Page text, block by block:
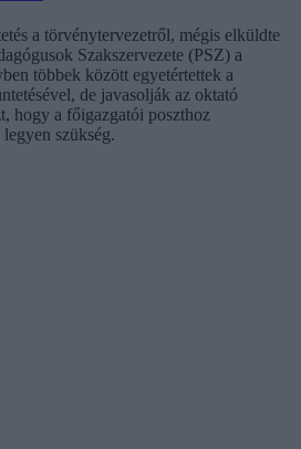
a törvénytervezetről, mégis elküldte
Szakszervezete (PSZ) a
többek között egyetértettek a
de javasolják az oktató
hogy a főigazgatói poszthoz
szükség.